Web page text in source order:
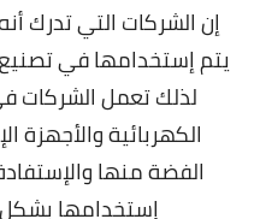
إن الشركات التي تدرك
يتم إستخدامها في تصنيع
لذلك تعمل الشركات
الكهربائية والأجهزة
الفضة منها
إستخدامها